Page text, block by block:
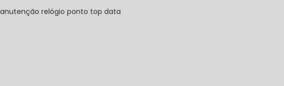
manutenção relógio ponto top data